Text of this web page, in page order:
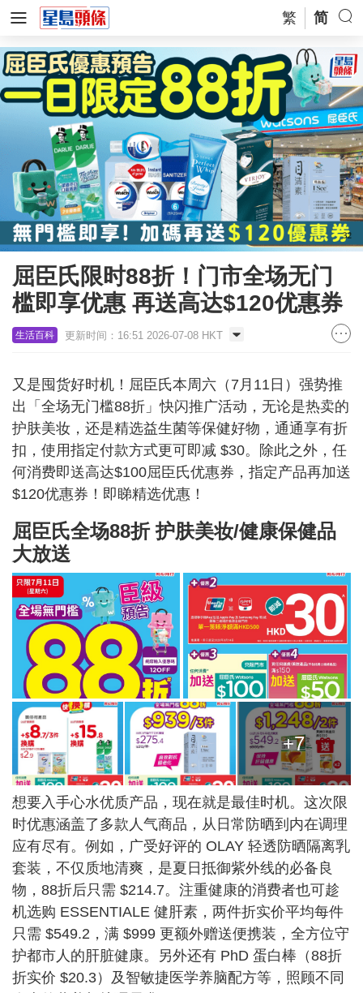
繁 简
屈臣氏限时88折！门市全场无门
槛即享优惠 再送高达$120优惠券
生活百科 更新时间：16:51 2026-07-08 HKT
又是囤货好时机！屈臣氏本周六（7月11日）强势推
出「全场无门槛88折」快闪推广活动，无论是热卖的
护肤美妆，还是精选益生菌等保健好物，通通享有折
扣，使用指定付款方式更可即减 $30。除此之外，任
何消费即送高达$100屈臣氏优惠券，指定产品再加送
$120优惠券！即睇精选优惠！
屈臣氏全场88折 护肤美妆/健康保健品
大放送
+7
想要入手心水优质产品，现在就是最佳时机。这次限
时优惠涵盖了多款人气商品，从日常防晒到内在调理
应有尽有。例如，广受好评的 OLAY 轻透防晒隔离乳
套装，不仅质地清爽，是夏日抵御紫外线的必备良
物，88折后只需 $214.7。注重健康的消费者也可趁
机选购 ESSENTIALE 健肝素，两件折实价平均每件
只需 $549.2，满 $999 更额外赠送便携装，全方位守
护都市人的肝脏健康。另外还有 PhD 蛋白棒（88折
折实价 $20.3）及智敏捷医学养脑配方等，照顾不同